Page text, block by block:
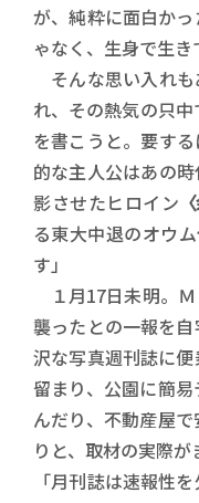
が、純粋に面白か
ゃなく、生身で生き
そんな思い入れも
れ、その熱気の只
を書こうと。要す
的な主人公はあの
影させたヒロイン
る東大中退のオウ
す」
１月17日未明。
襲ったとの一報を
沢な写真週刊誌に
留まり、公園に簡
んだり、不動産屋
りと、取材の実際が
「月刊誌は速報性